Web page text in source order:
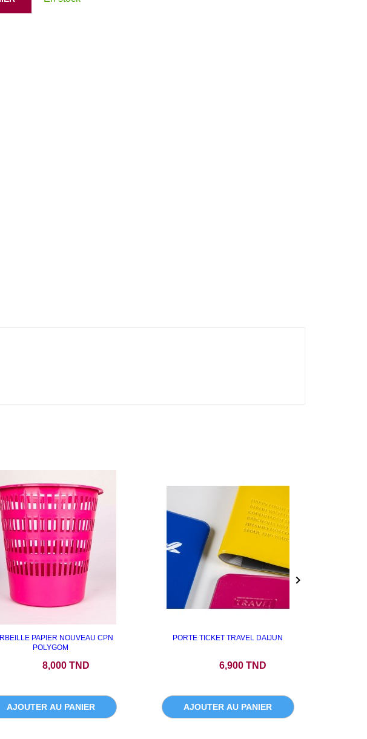
PAPIER NOUVEAU CPN
POLYGOM
8,000 TND
AJOUTER AU PANIER
PORTE TICKET TRAVEL DAIJUN
6,900 TND
AJOUTER AU PANIER
